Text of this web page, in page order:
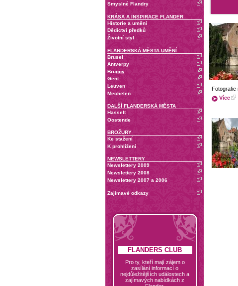
Smyslné Flandry
KRÁSA A INSPIRACE FLANDER
Historie a umění
Dědictví předků
Životní styl
FLANDERSKÁ MĚSTA UMĚNÍ
Brusel
Antverpy
Bruggy
Gent
Leuven
Mechelen
DALŠÍ FLANDERSKÁ MĚSTA
Hasselt
Oostende
BROŽURY
Ke stažení
K prohlížení
NEWSLETTERY
Newslettery 2009
Newslettery 2008
Newslettery 2007 a 2006
Zajímavé odkazy
FLANDERS CLUB
Pro ty, kteří mají zájem o
zasílání informací o
nejdůležitějších událostech a
zajímavých nabídkách z
Fotografie
Více